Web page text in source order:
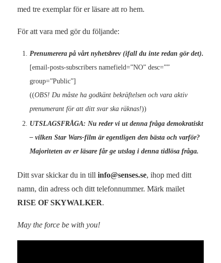
med tre exemplar för er läsare att ro hem.
För att vara med gör du följande:
Prenumerera på vårt nyhetsbrev (ifall du inte redan gör det).
[email-posts-subscribers namefield=”NO” desc=””
group=”Public”]
((OBS! Du måste ha godkänt bekräftelsen och vara aktiv
prenumerant för att ditt svar ska räknas!))
UTSLAGSFRÅGA: Nu reder vi ut denna fråga demokratiskt
– vilken Star Wars-film är egentligen den bästa och varför?
Majoriteten av er läsare får ge utslag i denna tidlösa fråga.
Ditt svar skickar du in till info@senses.se, ihop med ditt
namn, din adress och ditt telefonnummer. Märk mailet
RISE OF SKYWALKER.
May the force be with you!